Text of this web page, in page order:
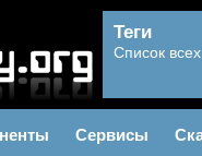
Теги
Список всех
Сервисы